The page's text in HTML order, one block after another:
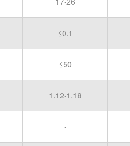
≤0.1
≤50
1.12-1.18
-